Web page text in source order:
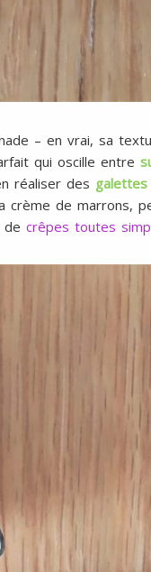
– en vrai, sa
qui oscille entre
réaliser des galettes
crème de marrons,
de crêpes toutes